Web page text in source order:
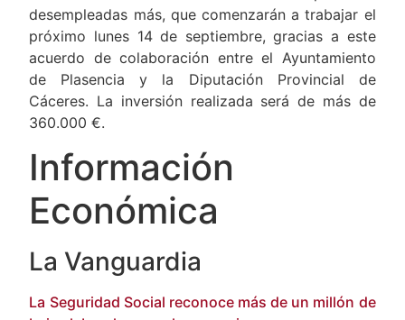
Plan Reactiva se han contratado a 29 personas
desempleadas más, que comenzarán a trabajar el
próximo lunes 14 de septiembre, gracias a este
acuerdo de colaboración entre el Ayuntamiento
de Plasencia y la Diputación Provincial de
Cáceres. La inversión realizada será de más de
Información
Económica
La Vanguardia